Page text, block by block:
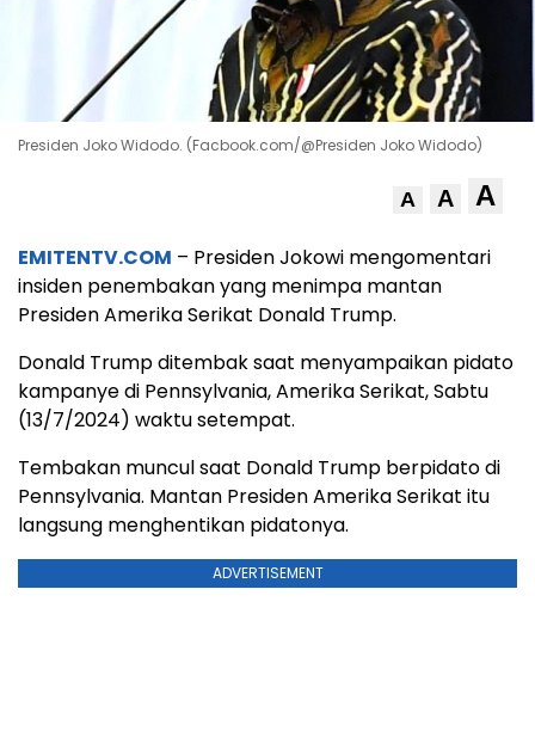
Presiden Joko Widodo. (Facbook.com/@Presiden Joko Widodo)
A A A
EMITENTV.COM – Presiden Jokowi mengomentari
insiden penembakan yang menimpa mantan
Presiden Amerika Serikat Donald Trump.
Donald Trump ditembak saat menyampaikan pidato
kampanye di Pennsylvania, Amerika Serikat, Sabtu
(13/7/2024) waktu setempat.
Tembakan muncul saat Donald Trump berpidato di
Pennsylvania. Mantan Presiden Amerika Serikat itu
langsung menghentikan pidatonya.
ADVERTISEMENT